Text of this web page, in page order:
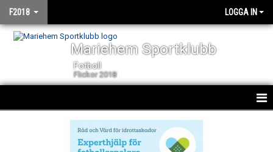
F2018 LOGGA IN
Mariehem Sportklubb
Fotboll
Flickor 2018